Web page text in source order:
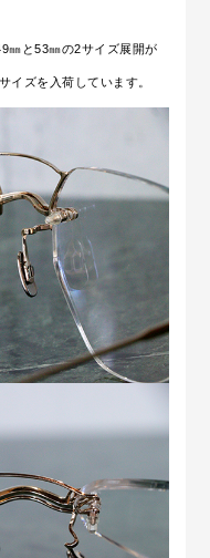
㎜と53㎜の2サイズ展開が
イズを入荷しています。